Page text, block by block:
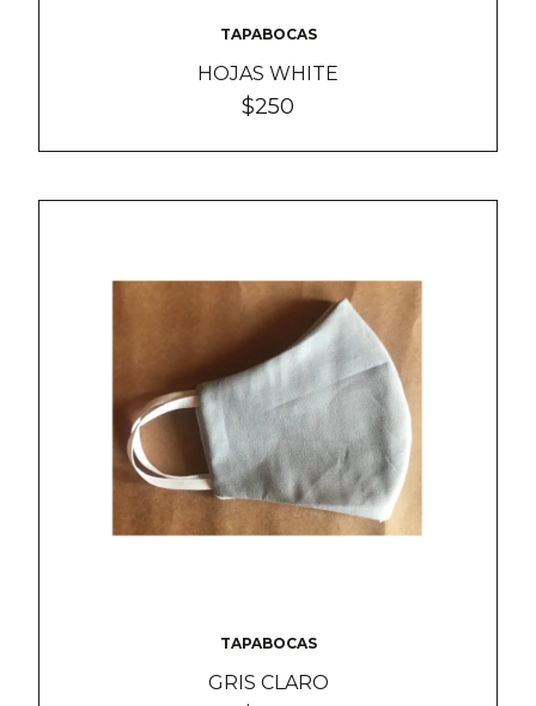
TAPABOCAS
HOJAS WHITE
$250
TAPABOCAS
GRIS CLARO